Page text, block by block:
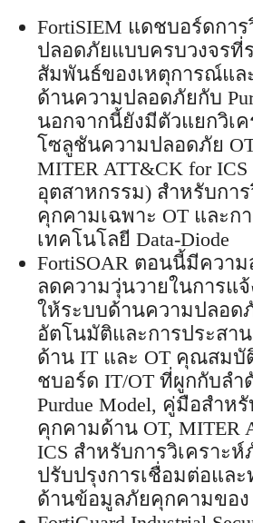
FortiSIEM แดชบอร์ดกา
ปลอดภัยแบบครบวงจรที่
สัมพันธ์ของเหตุการณ์แล
ด้านความปลอดภัยกับ
นอกจากนี้ยังมีตัวแยกวิเ
โซลูชันความปลอดภัย
MITER ATT&CK for
อุตสาหกรรม) สำหรับกา
คุกคามเฉพาะ OT และก
เทคโนโลยี Data-Diode
FortiSOAR ตอนนี้มีควา
ลดความวุ่นวายในการแ
ให้ระบบด้านความปลอด
อัตโนมัติและการประสา
ด้าน IT และ OT คุณสมบั
ชบอร์ด IT/OT ที่ผูกกับล
Purdue Model, คู่มือสำห
คุกคามด้าน OT, MITER
ICS สำหรับการวิเคราะ
ปรับปรุงการเชื่อมต่อแล
ด้านข้อมูลภัยคุกคามของ